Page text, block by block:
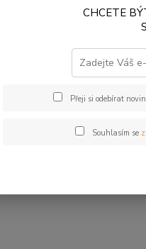
CHCETE
Přeji si odebírat
Souhlasím se